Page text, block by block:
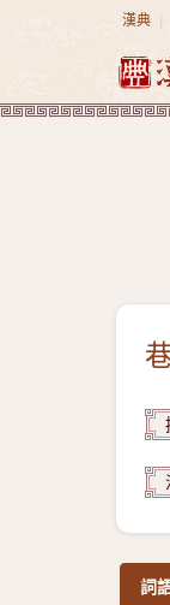
漢典
詞